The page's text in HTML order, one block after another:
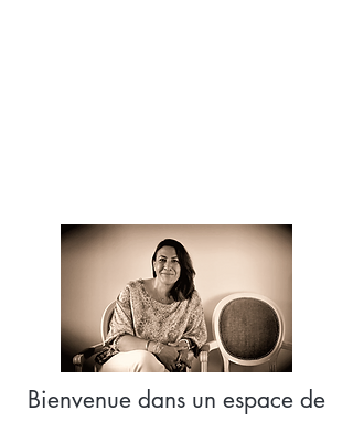
Bienvenue dans un espace de